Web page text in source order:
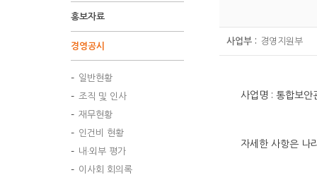
홍보자료
경영공시
일반현황
조직 및 인사
재무현황
인건비 현황
내·외부 평가
이사회 회의록
사업부 :
경영지원부
사업명 : 통합보안
자세한 사항은 나